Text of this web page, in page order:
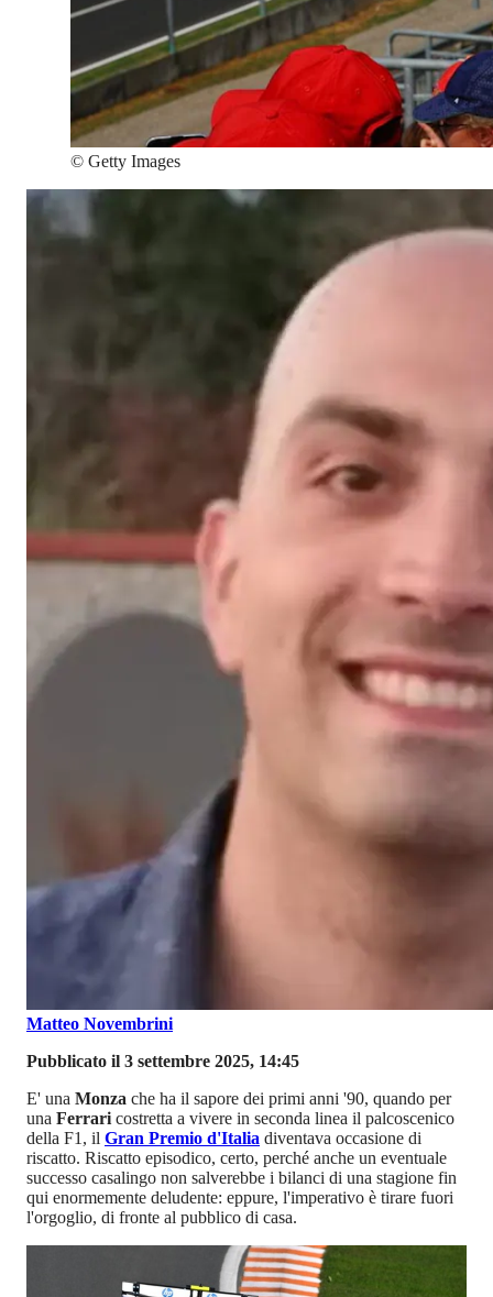
© Getty Images
Matteo Novembrini
Pubblicato il 3 settembre 2025, 14:45
E' una Monza che ha il sapore dei primi anni '90, quando per
una Ferrari costretta a vivere in seconda linea il palcoscenico
della F1, il Gran Premio d'Italia diventava occasione di
riscatto. Riscatto episodico, certo, perché anche un eventuale
successo casalingo non salverebbe i bilanci di una stagione fin
qui enormemente deludente: eppure, l'imperativo è tirare fuori
l'orgoglio, di fronte al pubblico di casa.